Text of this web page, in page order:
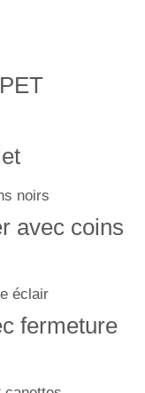
avec coins
fermeture